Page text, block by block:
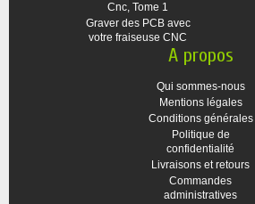
Cnc, Tome 1
Graver des PCB avec
votre fraiseuse CNC
A propos
Qui sommes-nous
Mentions légales
Conditions générales
Politique de
confidentialité
Livraisons et retours
Commandes
administratives